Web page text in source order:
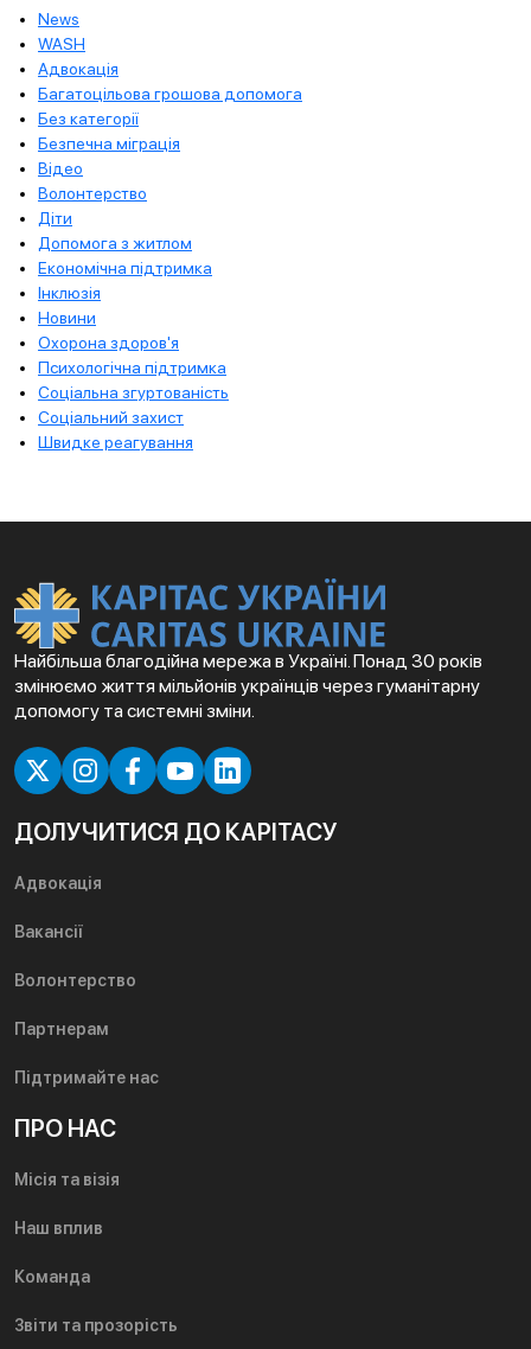
News
WASH
Адвокація
Багатоцільова грошова допомога
Без категорії
Безпечна міграція
Відео
Волонтерство
Діти
Допомога з житлом
Економічна підтримка
Інклюзія
Новини
Охорона здоров'я
Психологічна підтримка
Соціальна згуртованість
Соціальний захист
Швидке реагування
Найбільша благодійна мережа в Україні. Понад 30 років
змінюємо життя мільйонів українців через гуманітарну
допомогу та системні зміни.
ДОЛУЧИТИСЯ ДО КАРІТАСУ
Адвокація
Вакансії
Волонтерство
Партнерам
Підтримайте нас
ПРО НАС
Місія та візія
Наш вплив
Команда
Звіти та прозорість